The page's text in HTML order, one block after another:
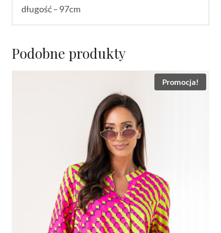
długość – 97cm
Podobne produkty
Promocja!